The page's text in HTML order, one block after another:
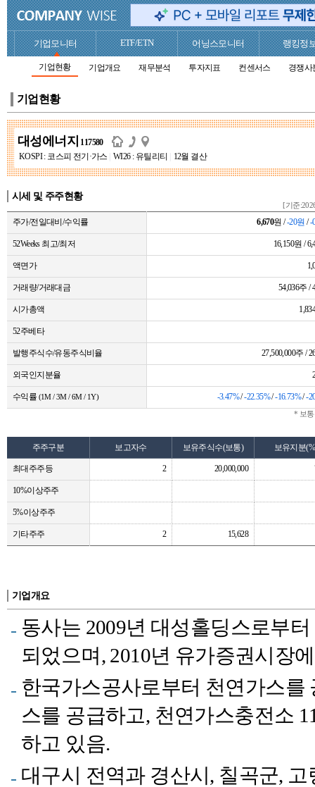
기업모니터 ETF/ETN 어닝스모니터 랭킹정
기업현황 기업개요 재무분석 투자지표 컨센서스 경쟁사
기업현황
대성에너지 117580
KOSPI : 코스피 전기·가스
WI26 : 유틸리티 12월 결산
시세 및 주주현황
[기준
주가/전일대비/수익률 6,670원 /-20원 /-
52Weeks 최고/최저 16,150원 /
액면가
거래량/거래대금 54,036주 /
시가총액
52주베타
발행주식수/유동주식비율 27,500,000주 /
외국인지분율
수익률 (1M / 3M / 6M / 1Y) -3.47%/-22.35%/-16.73%/-
* 보
주주구분 보고자수 보유주식수(보통) 보유지분
최대주주등 2 20,000,000
10%이상주주
5%이상주주
기타주주 2 15,628
기업개요
동사는 2009년 대성홀딩스로부
되었으며, 2010년 유가증권시장
한국가스공사로부터 천연가스를
스를 공급하고, 천연가스충전소
하고 있음.
대구시 전역과 경산시, 칠곡군,